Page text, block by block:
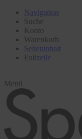
Navigation
Suche
Konto
Warenkorb
Seiteninhalt
Fußzeile
Menü